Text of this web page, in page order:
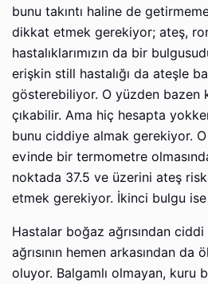
bunu takıntı haline de
dikkat etmek gerekiyor; ateş,
hastalıklarımızın da bir
erişkin still hastalığı da ateşle
gösterebiliyor. O yüzden bazen
çıkabilir. Ama hiç hesapta
bunu ciddiye almak gerekiyor.
evinde bir termometre
noktada 37.5 ve üzerini ateş
etmek gerekiyor. İkinci bulgu ise
Hastalar boğaz ağrısından ciddi
ağrısının hemen arkasından da
oluyor. Balgamlı olmayan, kuru